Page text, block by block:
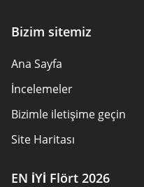
Bizim sitemiz
Ana Sayfa
İncelemeler
Bizimle iletişime geçin
Site Haritası
EN İYİ Flört 2026